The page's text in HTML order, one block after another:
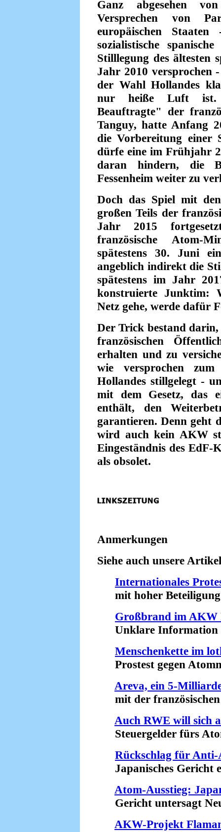
Ganz abgesehen
Versprechen von
europäischen
sozialistische
Stilllegung des ältesten
Jahr 2010 versprochen
der Wahl Hollandes
nur heiße Luft ist.
Beauftragte" der
Tanguy, hatte Anfang
die Vorbereitung einer
dürfe eine im Frühjahr
daran hindern, die
Fessenheim weiter zu
Doch das Spiel mit
großen Teils der
Jahr 2015
französische Atom-
spätestens 30. Juni
angeblich indirekt die
spätestens im Jahr
konstruierte Junktim:
Netz gehe, werde dafür
Der Trick bestand darin,
französischen
erhalten und zu
wie versprochen
Hollandes stillgelegt -
mit dem Gesetz, das
enthält, den
garantieren. Denn geht
wird auch kein AKW
Eingeständnis des EdF-
als obsolet.
Anmerkungen
Siehe auch unsere
Internationales
mit hoher Beteiligung
Großbrand im AKW
Unklare Information
Menschenkette im
Prostest gegen
Areva, ein 5-
mit der französischen
Auch RWE will sich
Steuergelder fürs
Rückschlag für Anti-
Japanisches Gericht
Atom-Ausstieg:
Gericht untersagt
AKW-Projekt